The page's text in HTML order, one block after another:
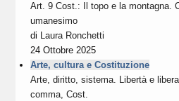
Art. 9 Cost.: Il topo e la montagna.
umanesimo
di Laura Ronchetti
24 Ottobre 2025
Arte, cultura e Costituzione
Arte, diritto, sistema. Libertà e
comma, Cost.